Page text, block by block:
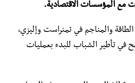
مع المؤسسات الاقتصادية.
والمناجم في تمنراست وإليزي،
في تأطير الشباب للبدء بعمليات